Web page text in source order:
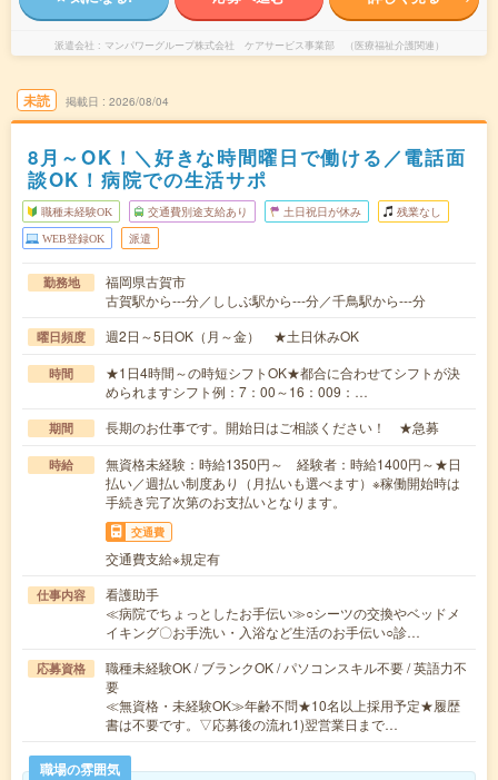
派遣会社 マンパワーグループ株式会社 ケアサービス事業部 （医療福祉介護関連）
未読 掲載日 2026/08/04
8月～OK！＼好きな時間曜日で働ける／電話面
談OK！病院での生活サポ
職種未経験OK 交通費別途支給あり 土日祝日が休み 残業なし
WEB登録OK 派遣
勤務地
福岡県古賀市
古賀駅から---分／ししぶ駅から---分／千鳥駅から---分
曜日頻度 週2日～5日OK（月～金） ★土日休みOK
時間
★1日4時間～の時短シフトOK★都合に合わせてシフトが決
められますシフト例：7：00～16：009：…
期間 長期のお仕事です。開始日はご相談ください！ ★急募
時給
無資格未経験：時給1350円～ 経験者：時給1400円～★日
払い／週払い制度あり（月払いも選べます）※稼働開始時は
手続き完了次第のお支払いとなります。
交通費
交通費支給※規定有
仕事内容
看護助手
≪病院でちょっとしたお手伝い≫○シーツの交換やベッドメ
イキング〇お手洗い・入浴など生活のお手伝い○診…
応募資格
職種未経験OK / ブランクOK / パソコンスキル不要 / 英語力不
要
≪無資格・未経験OK≫年齢不問★10名以上採用予定★履歴
書は不要です。▽応募後の流れ1)翌営業日まで…
職場の雰囲気